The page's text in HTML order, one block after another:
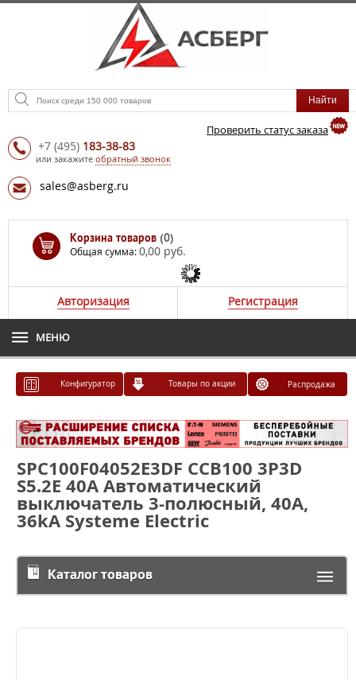
Проверить статус заказа
+7 (495) 183-38-83
или закажите обратный звонок
sales@asberg.ru
Корзина товаров (0)
Общая сумма:0,00 руб.
Авторизация Регистрация
МЕНЮ
Конфигуратор Товары по акции Распродажа
SPC100F04052E3DF CCB100 3P3D
S5.2E 40A Автоматический
выключатель 3-полюсный, 40А,
36kA Systeme Electric
Каталог товаров